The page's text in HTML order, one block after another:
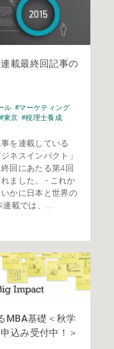
載最終回記事の
ル #マーケティング
#東京 #税理士養成
を連載している
ネスインパクト」
回にあたる第4回
ました。 - これか
かに日本と世界の
載では、...
MBA基礎＜秋学
込み受付中！＞